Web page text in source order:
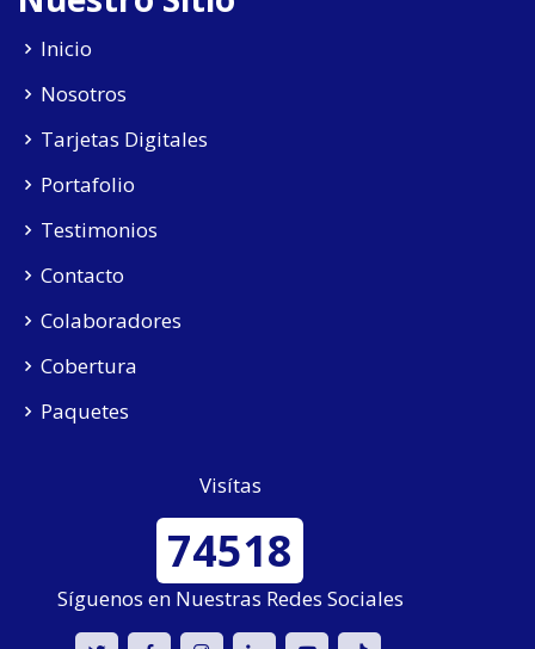
Inicio
Nosotros
Tarjetas Digitales
Portafolio
Testimonios
Contacto
Colaboradores
Cobertura
Paquetes
Visítas
74518
Síguenos en Nuestras Redes Sociales